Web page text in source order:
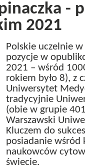
-
2021
Polskie uczelnie
pozycje w
2021 – wśród
rokiem było 8), z
Uniwersytet
tradycyjnie
(obie w grupie
Warszawski
Kluczem do
posiadanie
naukowców
świecie.